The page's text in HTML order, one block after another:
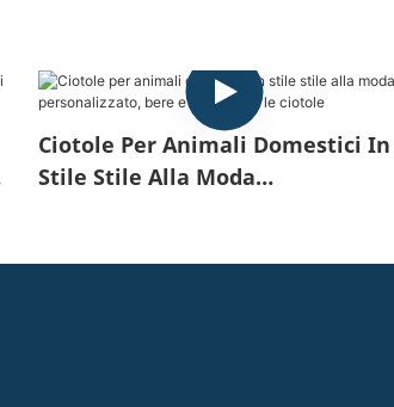
Ciotole Per Animali Domestici In
Stile Stile Alla Moda